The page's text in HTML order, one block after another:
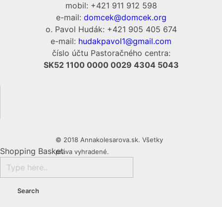
mobil: +421 911 912 598
e-mail: domcek@domcek.org
o. Pavol Hudák: +421 905 405 674
e-mail: hudakpavol1@gmail.com
číslo účtu Pastoračného centra:
SK52 1100 0000 0029 4304 5043
© 2018 Annakolesarova.sk. Všetky
práva vyhradené.
Shopping Basket